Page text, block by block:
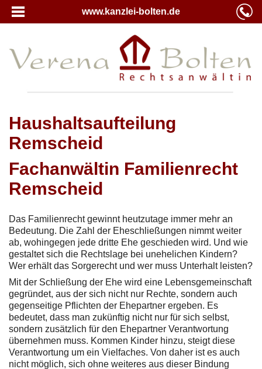
www.kanzlei-bolten.de
Haushaltsaufteilung
Remscheid
Fachanwältin Familienrecht
Remscheid
Das Familienrecht gewinnt heutzutage immer mehr an
Bedeutung. Die Zahl der Eheschließungen nimmt weiter
ab, wohingegen jede dritte Ehe geschieden wird. Und wie
gestaltet sich die Rechtslage bei unehelichen Kindern?
Wer erhält das Sorgerecht und wer muss Unterhalt leisten?
Mit der Schließung der Ehe wird eine Lebensgemeinschaft
gegründet, aus der sich nicht nur Rechte, sondern auch
gegenseitige Pflichten der Ehepartner ergeben. Es
bedeutet, dass man zukünftig nicht nur für sich selbst,
sondern zusätzlich für den Ehepartner Verantwortung
übernehmen muss. Kommen Kinder hinzu, steigt diese
Verantwortung um ein Vielfaches. Von daher ist es auch
nicht möglich, sich ohne weiteres aus dieser Bindung